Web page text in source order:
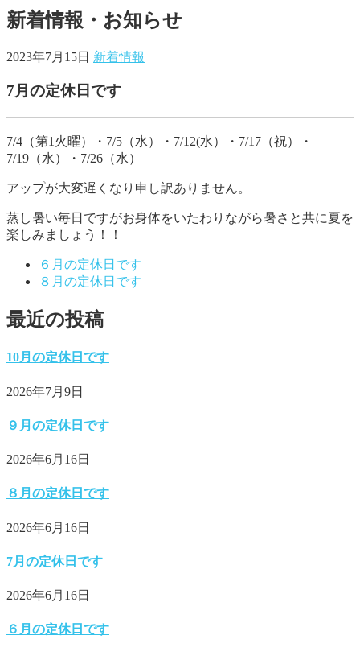
新着情報・お知らせ
2023年7月15日 新着情報
7月の定休日です
7/4（第1火曜）・7/5（水）・7/12(水）・7/17（祝）・
7/19（水）・7/26（水）
アップが大変遅くなり申し訳ありません。
蒸し暑い毎日ですがお身体をいたわりながら暑さと共に夏を
楽しみましょう！！
６月の定休日です
８月の定休日です
最近の投稿
10月の定休日です
2026年7月9日
９月の定休日です
2026年6月16日
８月の定休日です
2026年6月16日
7月の定休日です
2026年6月16日
６月の定休日です